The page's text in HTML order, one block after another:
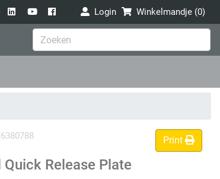
Login Winkelmandje (0)
Print
Release Plate